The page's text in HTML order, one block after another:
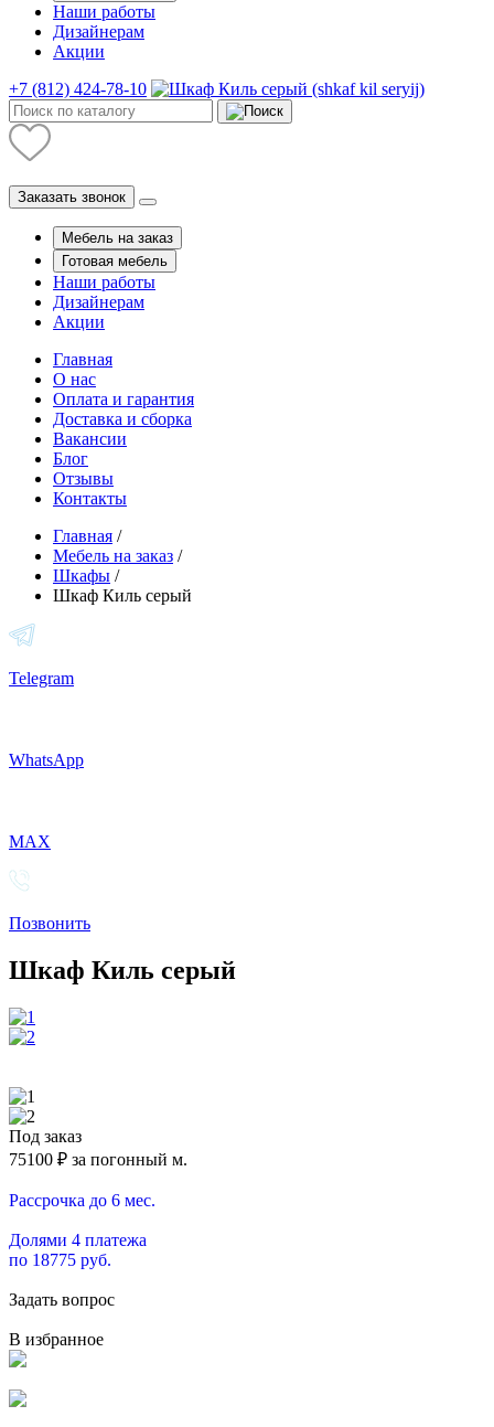
Наши работы
Дизайнерам
Акции
+7 (812) 424-78-10
Заказать звонок
Мебель на заказ
Готовая мебель
Наши работы
Дизайнерам
Акции
Главная
О нас
Оплата и гарантия
Доставка и сборка
Вакансии
Блог
Отзывы
Контакты
Главная /
Мебель на заказ /
Шкафы /
Шкаф Киль серый
Telegram
WhatsApp
MAX
Позвонить
Шкаф Киль серый
Под заказ
75100 ₽ за погонный м.
Рассрочка до 6 мес.
Долями 4 платежа
по 18775 руб.
Задать вопрос
В избранное